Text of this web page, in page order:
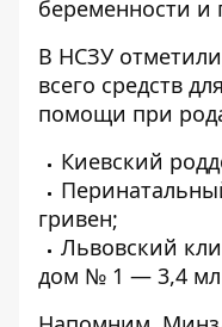
беременности и
В НСЗУ
всего средств
помощи при
Киевский
гривен;
Львовский
дом № 1 — 3,4 мл